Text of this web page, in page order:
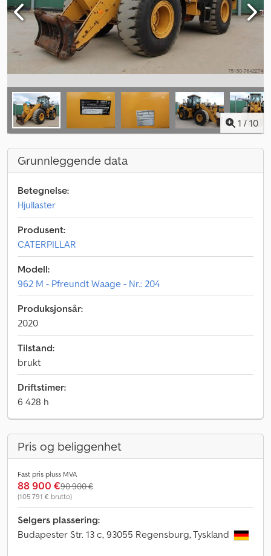
1 / 10
Grunnleggende data
Betegnelse:
Hjullaster
Produsent:
CATERPILLAR
Modell:
962 M - Pfreundt Waage - Nr.: 204
Produksjonsår:
2020
Tilstand:
brukt
Driftstimer:
6 428 h
Pris og beliggenhet
Fast pris pluss MVA
88 900 €90 900 €
(105 791 € brutto)
Selgers plassering:
Budapester Str. 13 c, 93055 Regensburg, Tyskland